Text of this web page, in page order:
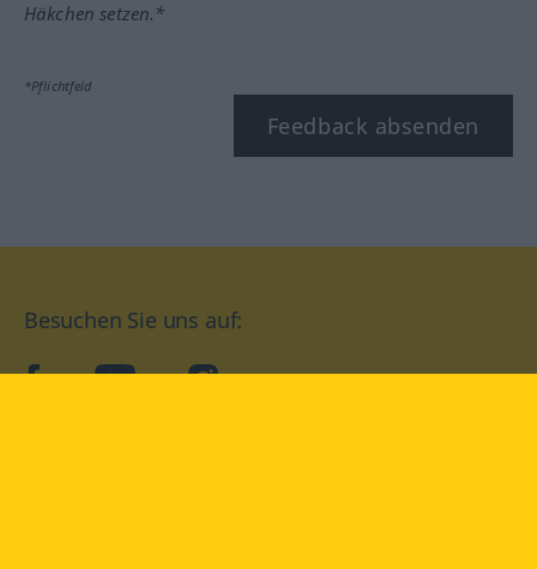
Häkchen setzen.*
*Pflichtfeld
Feedback absenden
Besuchen Sie uns auf:
facebookYouTube Instagram